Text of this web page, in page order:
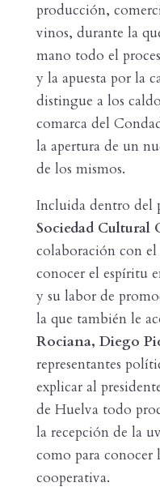
producción,
vinos, durante la
mano todo el
y la apuesta por la
distingue a los
comarca del
la apertura de un
de los mismos.
Incluida dentro del
Sociedad Cultural
colaboración con
conocer el espíritu
y su labor de
la que también le
Rociana, Diego
representantes
explicar al
de Huelva todo
la recepción de la
como para conocer
cooperativa.